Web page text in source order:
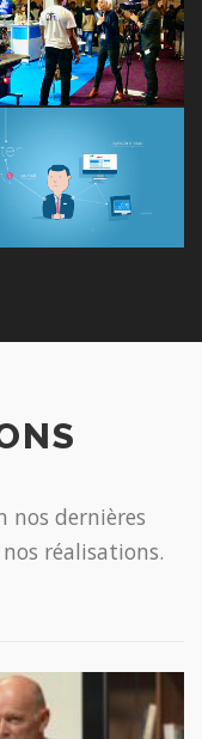
nos dernières
réalisations.